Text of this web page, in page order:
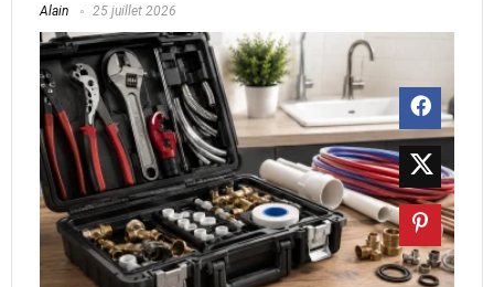
Alain 25 juillet 2026